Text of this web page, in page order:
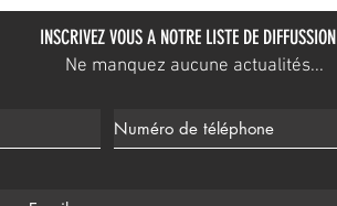
INSCRIVEZ VOUS A NOTRE LISTE DE DIFFUSSION
Ne manquez aucune actualités...